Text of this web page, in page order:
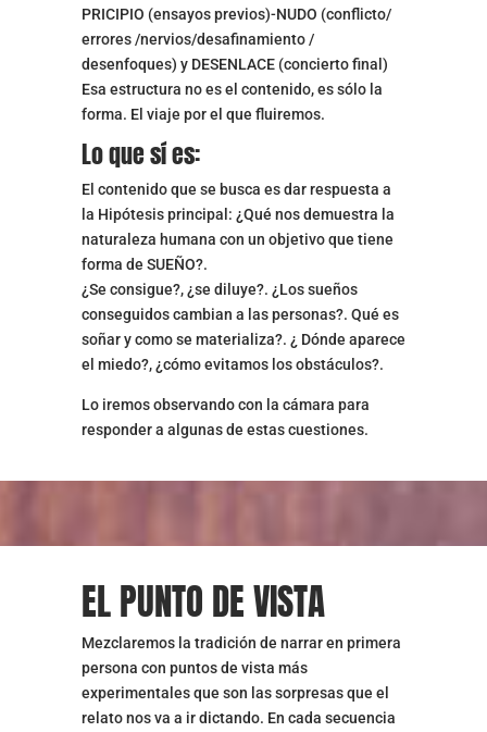
PRICIPIO (ensayos previos)-NUDO (conflicto/
errores /nervios/desafinamiento /
desenfoques) y DESENLACE (concierto final)
Esa estructura no es el contenido, es sólo la
forma. El viaje por el que fluiremos.
Lo que sí es:
El contenido que se busca es dar respuesta a
la Hipótesis principal: ¿Qué nos demuestra la
naturaleza humana con un objetivo que tiene
forma de SUEÑO?.
¿Se consigue?, ¿se diluye?. ¿Los sueños
conseguidos cambian a las personas?. Qué es
soñar y como se materializa?. ¿ Dónde aparece
el miedo?, ¿cómo evitamos los obstáculos?.
Lo iremos observando con la cámara para
responder a algunas de estas cuestiones.
EL PUNTO DE VISTA
Mezclaremos la tradición de narrar en primera
persona con puntos de vista más
experimentales que son las sorpresas que el
relato nos va a ir dictando. En cada secuencia